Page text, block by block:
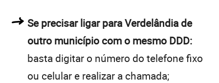
Se precisar ligar para Verdelândia de
outro município com o mesmo DDD:
basta digitar o número do telefone fixo
ou celular e realizar a chamada;